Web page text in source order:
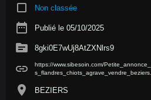
crop_square Non classée
date_range Publié le 05/10/2025
source 8gki0E7wUj8AtZXNlrs9
link
https://www.sibesoin.com/
location_on BEZIERS